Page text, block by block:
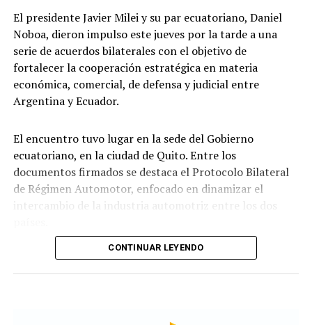
El presidente Javier Milei y su par ecuatoriano, Daniel
Noboa, dieron impulso este jueves por la tarde a una
serie de acuerdos bilaterales con el objetivo de
fortalecer la cooperación estratégica en materia
económica, comercial, de defensa y judicial entre
Argentina y Ecuador.
El encuentro tuvo lugar en la sede del Gobierno
ecuatoriano, en la ciudad de Quito. Entre los
documentos firmados se destaca el Protocolo Bilateral
de Régimen Automotor, enfocado en dinamizar el
Los mandatarios y las
CONTINUAR LEYENDO